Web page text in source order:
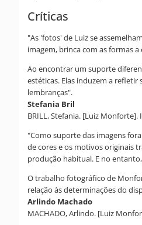
Críticas
"As 'fotos' de Luiz se
imagem, brinca com as formas a
Ao encontrar um suporte
estéticas. Elas induzem a
lembranças".
Stefania Bril
BRILL, Stefania. [Luiz Monforte].
"Como suporte das imagens
de cores e os motivos originais
produção habitual. E no
O trabalho fotográfico de
relação às determinações do
Arlindo Machado
MACHADO, Arlindo. [Luiz